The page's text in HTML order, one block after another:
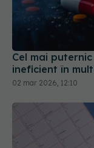
Cel mai
ineficient în